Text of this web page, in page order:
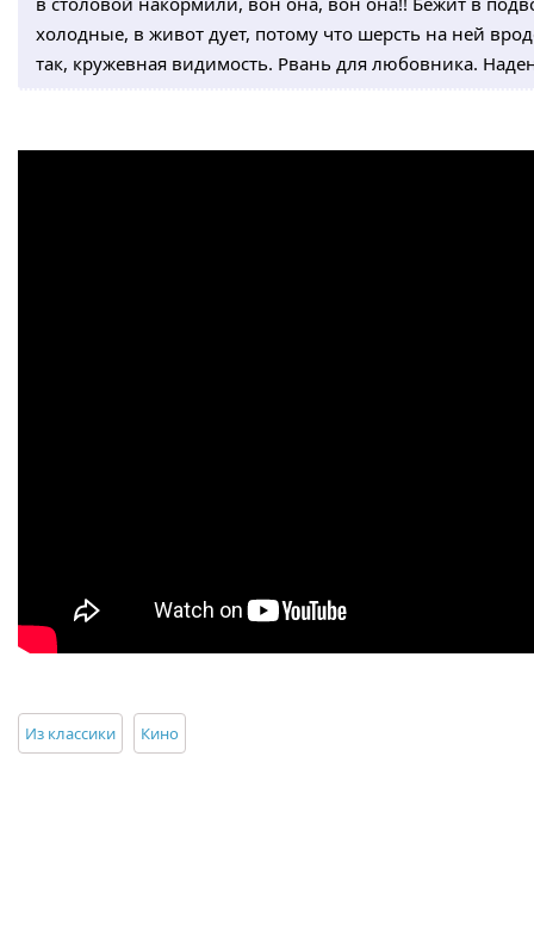
холодные, в живот дует, потому что шерсть на ней
так, кружевная видимость. Рвань для любовника.
Из классики Кино